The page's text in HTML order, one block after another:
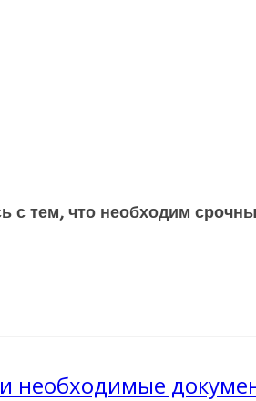
с тем, что необходим
необходимые